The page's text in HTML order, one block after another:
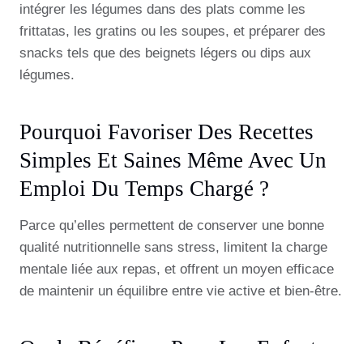
intégrer les légumes dans des plats comme les
frittatas, les gratins ou les soupes, et préparer des
snacks tels que des beignets légers ou dips aux
légumes.
Pourquoi Favoriser Des Recettes
Simples Et Saines Même Avec Un
Emploi Du Temps Chargé ?
Parce qu’elles permettent de conserver une bonne
qualité nutritionnelle sans stress, limitent la charge
mentale liée aux repas, et offrent un moyen efficace
de maintenir un équilibre entre vie active et bien-être.